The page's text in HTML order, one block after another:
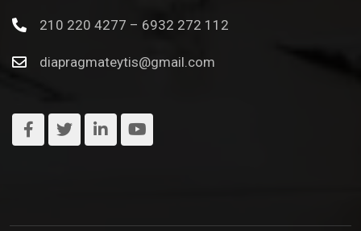
210 220 4277 – 6932 272 112
diapragmateytis@gmail.com